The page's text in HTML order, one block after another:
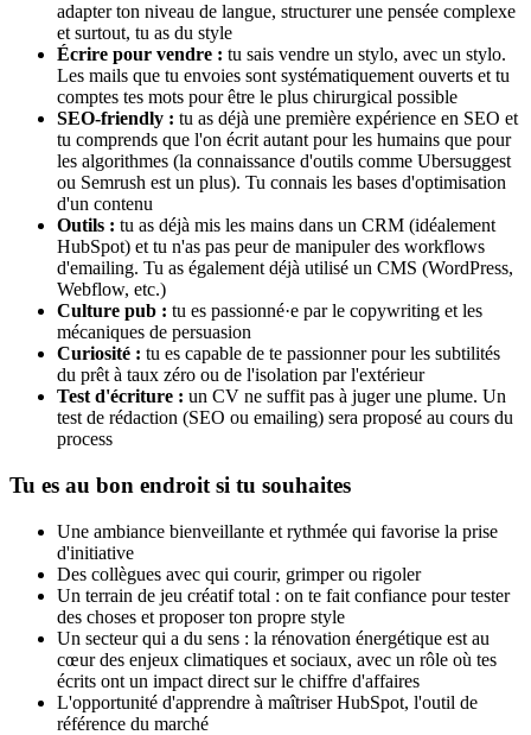
adapter ton niveau de langue, structurer une pensée complexe
et surtout, tu as du style
Écrire pour vendre : tu sais vendre un stylo, avec un stylo.
Les mails que tu envoies sont systématiquement ouverts et tu
comptes tes mots pour être le plus chirurgical possible
SEO-friendly : tu as déjà une première expérience en SEO et
tu comprends que l'on écrit autant pour les humains que pour
les algorithmes (la connaissance d'outils comme Ubersuggest
ou Semrush est un plus). Tu connais les bases d'optimisation
d'un contenu
Outils : tu as déjà mis les mains dans un CRM (idéalement
HubSpot) et tu n'as pas peur de manipuler des workflows
d'emailing. Tu as également déjà utilisé un CMS (WordPress,
Webflow, etc.)
Culture pub : tu es passionné·e par le copywriting et les
mécaniques de persuasion
Curiosité : tu es capable de te passionner pour les subtilités
du prêt à taux zéro ou de l'isolation par l'extérieur
Test d'écriture : un CV ne suffit pas à juger une plume. Un
test de rédaction (SEO ou emailing) sera proposé au cours du
process
Tu es au bon endroit si tu souhaites
Une ambiance bienveillante et rythmée qui favorise la prise
d'initiative
Des collègues avec qui courir, grimper ou rigoler
Un terrain de jeu créatif total : on te fait confiance pour tester
des choses et proposer ton propre style
Un secteur qui a du sens : la rénovation énergétique est au
cœur des enjeux climatiques et sociaux, avec un rôle où tes
écrits ont un impact direct sur le chiffre d'affaires
L'opportunité d'apprendre à maîtriser HubSpot, l'outil de
référence du marché